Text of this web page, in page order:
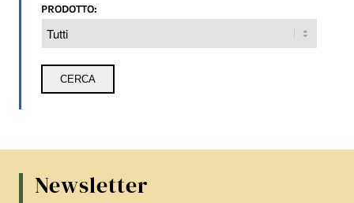
PRODOTTO:
Newsletter